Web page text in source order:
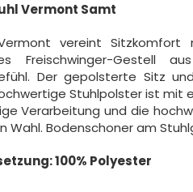
Vermont Samt
vereint
Freischwinger-Gestell
Der gepolsterte Sitz
Stuhlpolster ist
Verarbeitung und die
Wahl. Bodenschoner am
100% Polyester